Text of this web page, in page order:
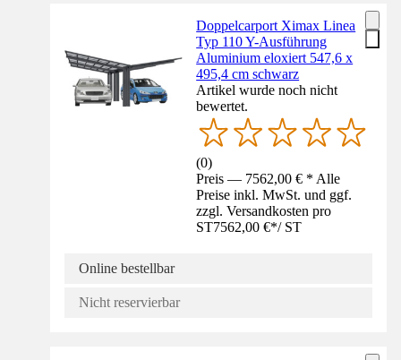
Doppelcarport Ximax Linea
Typ 110 Y-Ausführung
Aluminium eloxiert 547,6 x
495,4 cm schwarz
Artikel wurde noch nicht
bewertet.
(0)
Preis — 7562,00 € * Alle
Preise inkl. MwSt. und ggf.
zzgl. Versandkosten pro
ST7562,00 €*/ ST
Online bestellbar
Nicht reservierbar